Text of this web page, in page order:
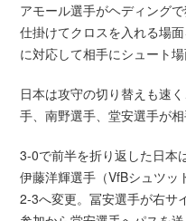
アモール選手がヘディング
仕掛けてクロスを入れる場
に対応して相手にシュート場
日本は攻守の切り替えも速
手、南野選手、堂安選手が
3-0で前半を折り返した日本
伊藤洋輝選手（VfBシュツッ
2-3へ変更。冨安選手が右サ